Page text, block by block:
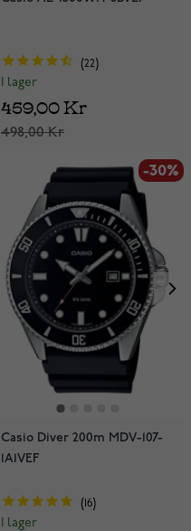
22
I lager
498,00 Kr
459,00 Kr
-30%
Casio Diver 200m MDV-107-
1A1VEF
16
I lager